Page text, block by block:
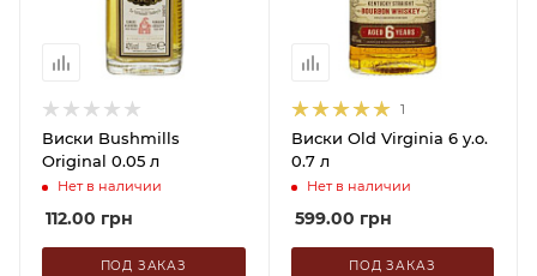
Виски Bushmills
Original 0.05 л
Нет в наличии
112.00 грн
ПОД ЗАКАЗ
1
Виски Old Virginia 6 y.o.
0.7 л
Нет в наличии
599.00 грн
ПОД ЗАКАЗ